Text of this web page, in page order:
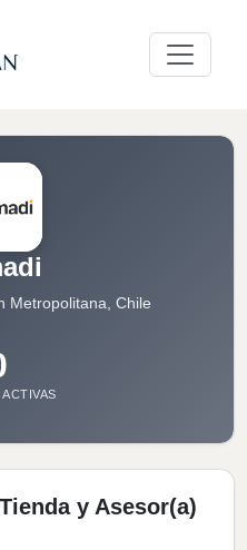
Metropolitana, Chile
y Asesor(a)